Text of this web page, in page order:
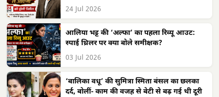
24 Jul 2026
आलिया भट्ट की ‘अल्फा’ का पहला रिव्यू आउट:
स्पाई थ्रिलर पर क्या बोले समीक्षक?
03 Jul 2026
‘बालिका वधू’ की सुमित्रा स्मिता बंसल का छलका
दर्द, बोलीं- काम की वजह से बेटी से बढ़ गई थी दूरी